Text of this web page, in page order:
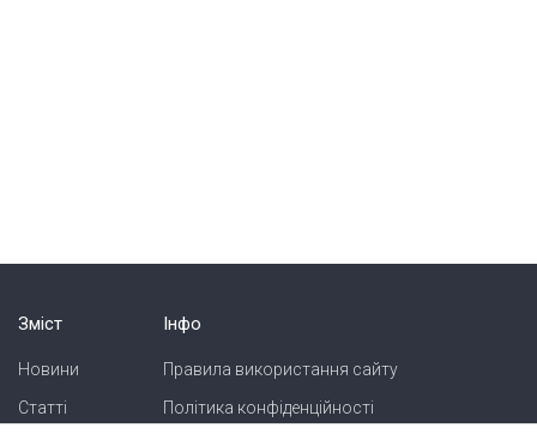
Зміст
Новини
Статті
Інфо
Правила використання сайту
Політика конфіденційності